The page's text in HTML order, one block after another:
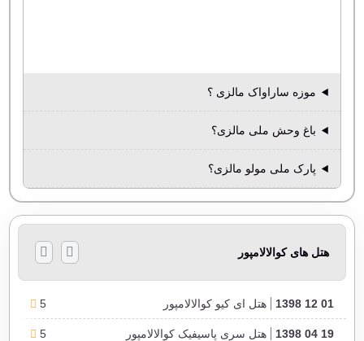
موزه ساراواک مالزی ؟
باغ وحش ملی مالزی؟
پارک ملی مولو مالزی؟
هتل های کوالالامپور
01 12 1398 هتل ای کیو کوالالامپور 5
19 04 1398 هتل سری پاسیفیک کوالالامپور 5